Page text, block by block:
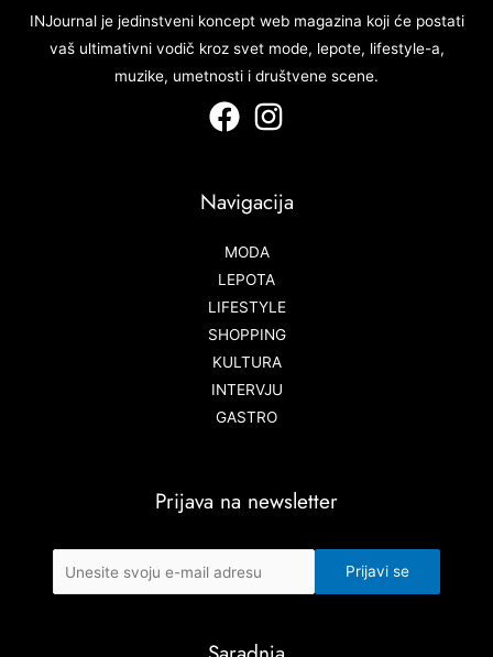
INJournal je jedinstveni koncept web magazina koji će postati
vaš ultimativni vodič kroz svet mode, lepote, lifestyle-a,
muzike, umetnosti i društvene scene.
Navigacija
MODA
LEPOTA
LIFESTYLE
SHOPPING
KULTURA
INTERVJU
GASTRO
Prijava na newsletter